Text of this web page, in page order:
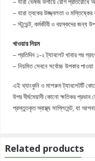
– যারা ত্বকের উজ্জ্বলতা ও মস্তিষ্কের
– স্টুডেন্ট, কর্মজীবী ও বয়স্কদের জন্য
খাওয়ার নিয়ম
– প্রতিদিন ১-২ ট্যাবলেট খাবার পর
– নিয়মিত সেবনে সর্বোচ্চ উপকার পাওয়া
এই থ্যাংকুনি ও মাশরুম ট্যাবলেটটি
উপর দীর্ঘমেয়াদী কোনো ক্ষতিকর
প্রস্তুতকৃত স্বাস্থ্য সাপ্লিমেন্ট, যা
Related products